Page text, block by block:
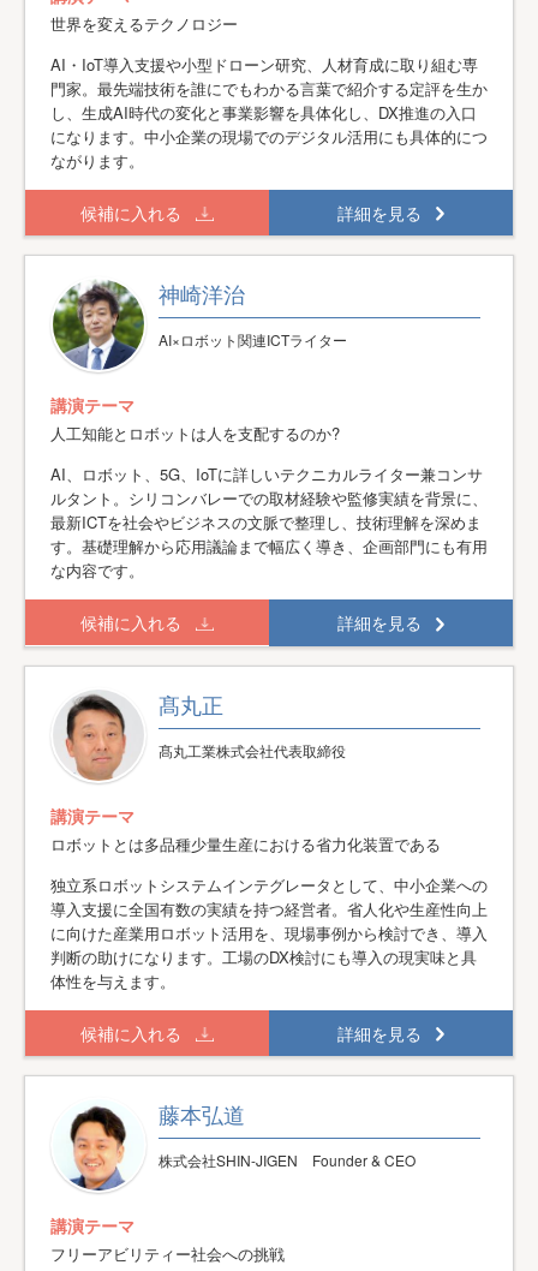
世界を変えるテクノロジー
AI・IoT導入支援や小型ドローン研究、人材育成に取り組む専
門家。最先端技術を誰にでもわかる言葉で紹介する定評を生か
し、生成AI時代の変化と事業影響を具体化し、DX推進の入口
になります。中小企業の現場でのデジタル活用にも具体的につ
ながります。
候補に入れる 詳細を見る
神崎洋治
AI×ロボット関連ICTライター
講演テーマ
人工知能とロボットは人を支配するのか?
AI、ロボット、5G、IoTに詳しいテクニカルライター兼コンサ
ルタント。シリコンバレーでの取材経験や監修実績を背景に、
最新ICTを社会やビジネスの文脈で整理し、技術理解を深めま
す。基礎理解から応用議論まで幅広く導き、企画部門にも有用
な内容です。
候補に入れる 詳細を見る
髙丸正
髙丸工業株式会社代表取締役
講演テーマ
ロボットとは多品種少量生産における省力化装置である
独立系ロボットシステムインテグレータとして、中小企業への
導入支援に全国有数の実績を持つ経営者。省人化や生産性向上
に向けた産業用ロボット活用を、現場事例から検討でき、導入
判断の助けになります。工場のDX検討にも導入の現実味と具
体性を与えます。
候補に入れる 詳細を見る
藤本弘道
株式会社SHIN-JIGEN Founder & CEO
講演テーマ
フリーアビリティー社会への挑戦